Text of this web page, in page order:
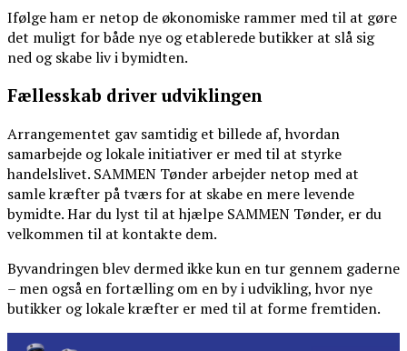
Ifølge ham er netop de økonomiske rammer med til at gøre
det muligt for både nye og etablerede butikker at slå sig
ned og skabe liv i bymidten.
Fællesskab driver udviklingen
Arrangementet gav samtidig et billede af, hvordan
samarbejde og lokale initiativer er med til at styrke
handelslivet. SAMMEN Tønder arbejder netop med at
samle kræfter på tværs for at skabe en mere levende
bymidte. Har du lyst til at hjælpe SAMMEN Tønder, er du
velkommen til at kontakte dem.
Byvandringen blev dermed ikke kun en tur gennem gaderne
– men også en fortælling om en by i udvikling, hvor nye
butikker og lokale kræfter er med til at forme fremtiden.